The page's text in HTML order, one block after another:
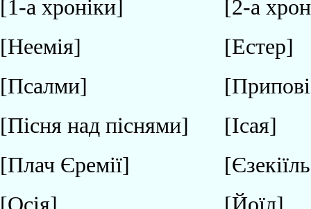
[1-а хроніки]
[2-а
[Неемія]
[Естер]
[Псалми]
[Пісня над піснями]
[Ісая]
[Плач Єремії]